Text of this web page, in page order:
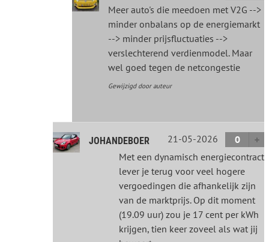
Meer auto's die meedoen met V2G -->
minder onbalans op de energiemarkt
--> minder prijsfluctuaties -->
verslechterend verdienmodel. Maar
wel goed tegen de netcongestie
Gewijzigd door auteur
JOHANDEBOER 21-05-2026
0
Met een dynamisch energiecontract
lever je terug voor veel hogere
vergoedingen die afhankelijk zijn
van de marktprijs. Op dit moment
(19.09 uur) zou je 17 cent per kWh
krijgen, tien keer zoveel als wat jij